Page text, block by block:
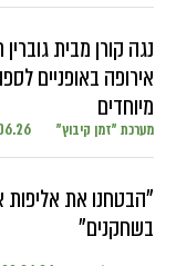
נגה קורן מבית
אירופה באופניים
מיוחדים
מערכת "זמן קיבוץ"
"הבטחנו את אליפות
בשחקנים"